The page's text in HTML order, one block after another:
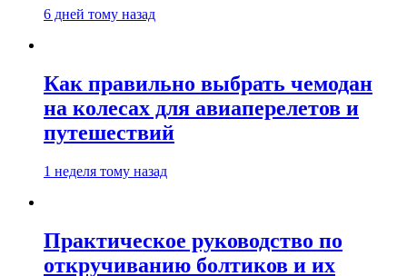
6 дней тому назад
Как правильно выбрать чемодан
на колесах для авиаперелетов и
путешествий
1 неделя тому назад
Практическое руководство по
откручиванию болтиков и их